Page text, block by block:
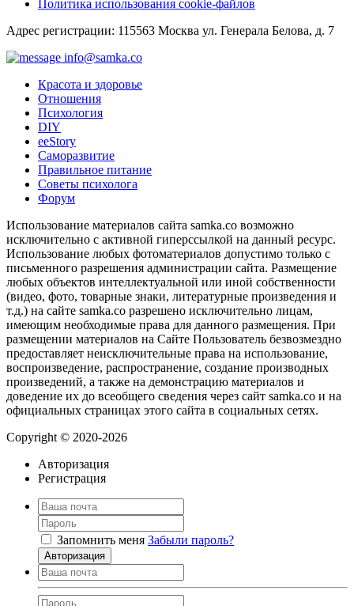
Политика использования cookie-файлов
Адрес регистрации: 115563 Москва ул. Генерала Белова, д. 7
info@samka.co
Красота и здоровье
Отношения
Психология
DIY
ееStory
Саморазвитие
Правильное питание
Советы психолога
Форум
Использование материалов сайта samka.co возможно
исключительно с активной гиперссылкой на данный ресурс.
Использование любых фотоматериалов допустимо только с
письменного разрешения администрации сайта. Размещение
любых объектов интеллектуальной или иной собственности
(видео, фото, товарные знаки, литературные произведения и
т.д.) на сайте samka.co разрешено исключительно лицам,
имеющим необходимые права для данного размещения. При
размещении материалов на Сайте Пользователь безвозмездно
предоставляет неисключительные права на использование,
воспроизведение, распространение, создание производных
произведений, а также на демонстрацию материалов и
доведение их до всеобщего сведения через сайт samka.co и на
официальных страницах этого сайта в социальных сетях.
Copyright © 2020-2026
Авторизация
Регистрация
Запомнить меня Забыли пароль?
Авторизация